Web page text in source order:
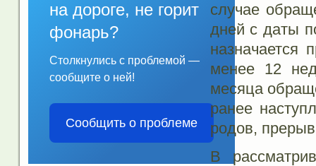
на дороге, не горит
фонарь?
Столкнулись с проблемой —
сообщите о ней!
Сообщить о проблеме
случае
дней с даты
назначается
менее 12
месяца
ранее
родов,
В